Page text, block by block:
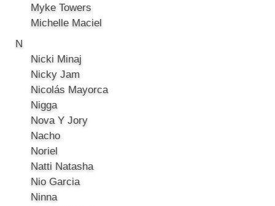
Myke Towers
Michelle Maciel
N
Nicki Minaj
Nicky Jam
Nicolás Mayorca
Nigga
Nova Y Jory
Nacho
Noriel
Natti Natasha
Nio Garcia
Ninna